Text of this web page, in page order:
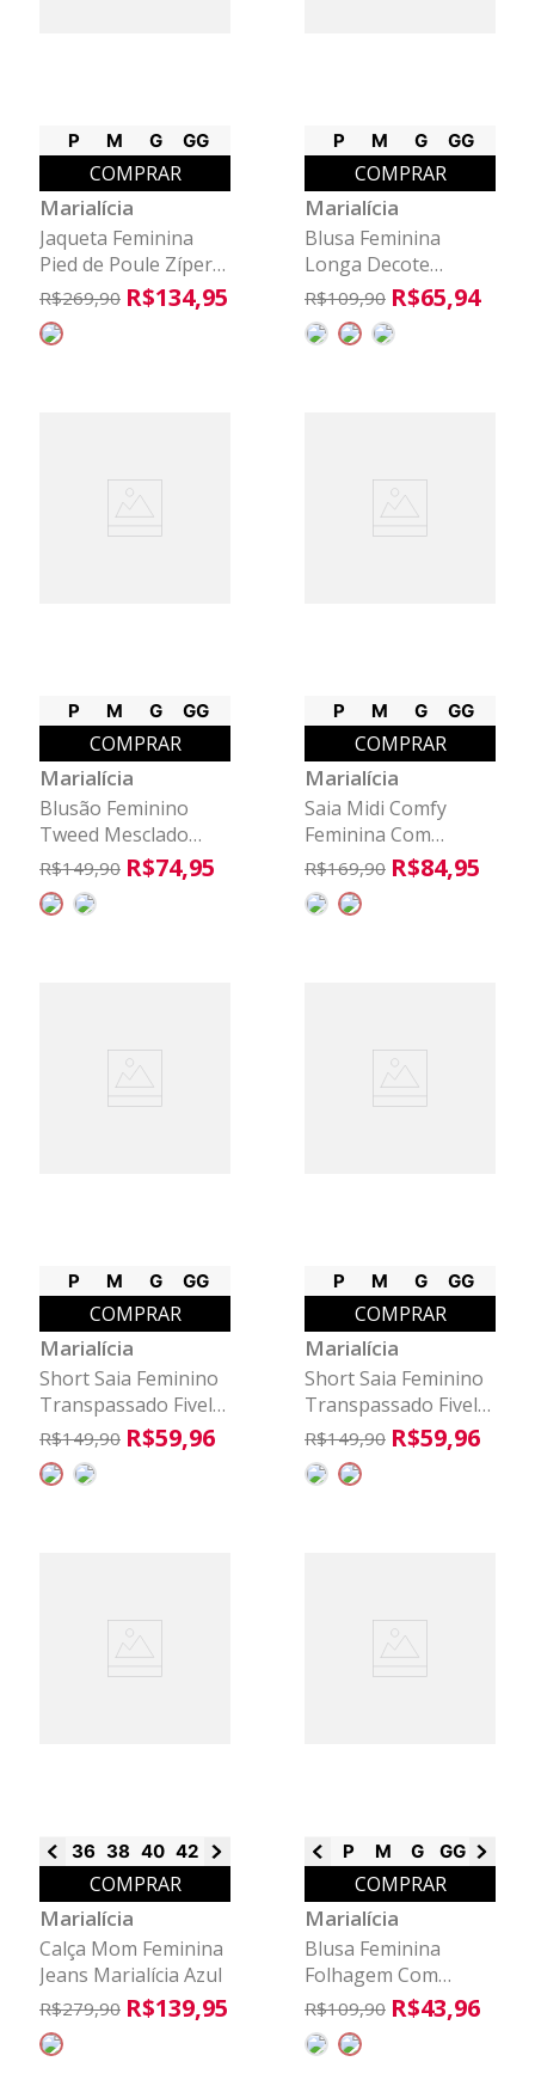
P M G GG
COMPRAR
Marialícia
Jaqueta Feminina
Pied de Poule Zíper
Marialícia Cinza
R$269,90 R$134,95
P M G GG
COMPRAR
Marialícia
Blusa Feminina
Longa Decote
Assimétrico
Marialícia Preto
R$109,90 R$65,94
P M G GG
COMPRAR
Marialícia
Blusão Feminino
Tweed Mesclado
Marialícia Rosa
R$149,90 R$74,95
P M G GG
COMPRAR
Marialícia
Saia Midi Comfy
Feminina Com
Bolsos Marialícia
Marrom
R$169,90 R$84,95
P M G GG
COMPRAR
Marialícia
Short Saia Feminino
Transpassado Fivela
Marialícia Marrom
R$149,90 R$59,96
P M G GG
COMPRAR
Marialícia
Short Saia Feminino
Transpassado Fivela
Marialícia Preto
R$149,90 R$59,96
36 38 40 42 44
COMPRAR
Marialícia
Calça Mom Feminina
Jeans Marialícia Azul
R$279,90 R$139,95
P M G GG G1
COMPRAR
Marialícia
Blusa Feminina
Folhagem Com
Brilho Marialícia
Verde
R$109,90 R$43,96